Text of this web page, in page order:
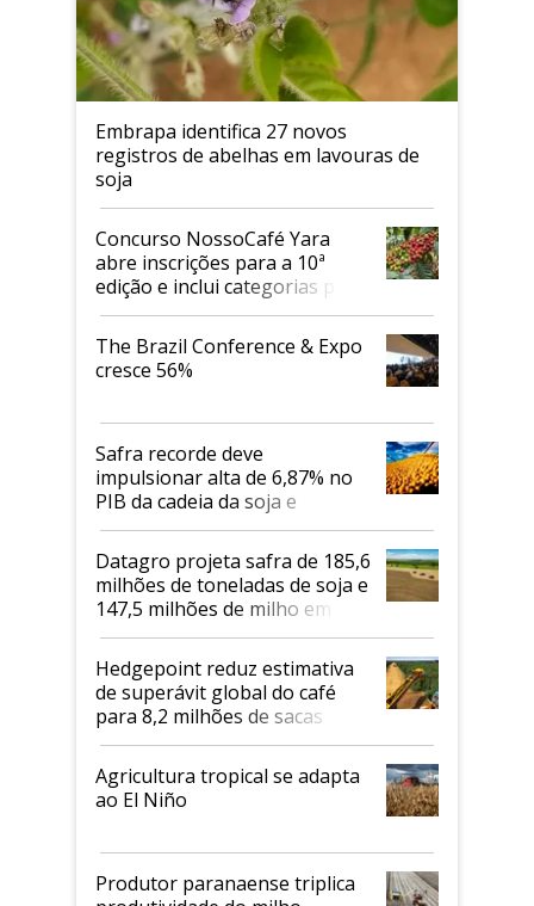
Embrapa identifica 27 novos
registros de abelhas em lavouras de
soja
Concurso NossoCafé Yara
abre inscrições para a 10ª
edição e inclui categorias para
cafés Canephora
The Brazil Conference & Expo
cresce 56%
Safra recorde deve
impulsionar alta de 6,87% no
PIB da cadeia da soja e
biodiesel em 2026
Datagro projeta safra de 185,6
milhões de toneladas de soja e
147,5 milhões de milho em
2026/27
Hedgepoint reduz estimativa
de superávit global do café
para 8,2 milhões de sacas
Agricultura tropical se adapta
ao El Niño
Produtor paranaense triplica